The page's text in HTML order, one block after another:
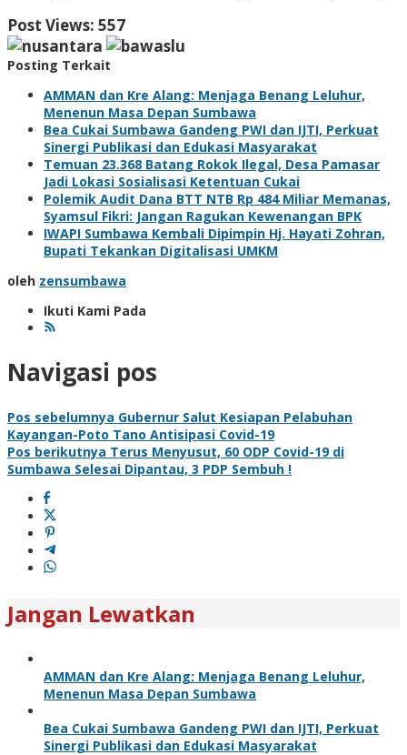
Post Views: 557
Posting Terkait
AMMAN dan Kre Alang: Menjaga Benang Leluhur,
Menenun Masa Depan Sumbawa
Bea Cukai Sumbawa Gandeng PWI dan IJTI, Perkuat
Sinergi Publikasi dan Edukasi Masyarakat
Temuan 23.368 Batang Rokok Ilegal, Desa Pamasar
Jadi Lokasi Sosialisasi Ketentuan Cukai
Polemik Audit Dana BTT NTB Rp 484 Miliar Memanas,
Syamsul Fikri: Jangan Ragukan Kewenangan BPK
IWAPI Sumbawa Kembali Dipimpin Hj. Hayati Zohran,
Bupati Tekankan Digitalisasi UMKM
oleh zensumbawa
Ikuti Kami Pada
Navigasi pos
Pos sebelumnya Gubernur Salut Kesiapan Pelabuhan
Kayangan-Poto Tano Antisipasi Covid-19
Pos berikutnya Terus Menyusut, 60 ODP Covid-19 di
Sumbawa Selesai Dipantau, 3 PDP Sembuh !
Jangan Lewatkan
AMMAN dan Kre Alang: Menjaga Benang Leluhur,
Menenun Masa Depan Sumbawa
Bea Cukai Sumbawa Gandeng PWI dan IJTI, Perkuat
Sinergi Publikasi dan Edukasi Masyarakat